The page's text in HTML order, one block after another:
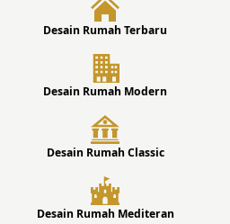
Desain Rumah Terbaru
Desain Rumah Modern
Desain Rumah Classic
Desain Rumah Mediteran